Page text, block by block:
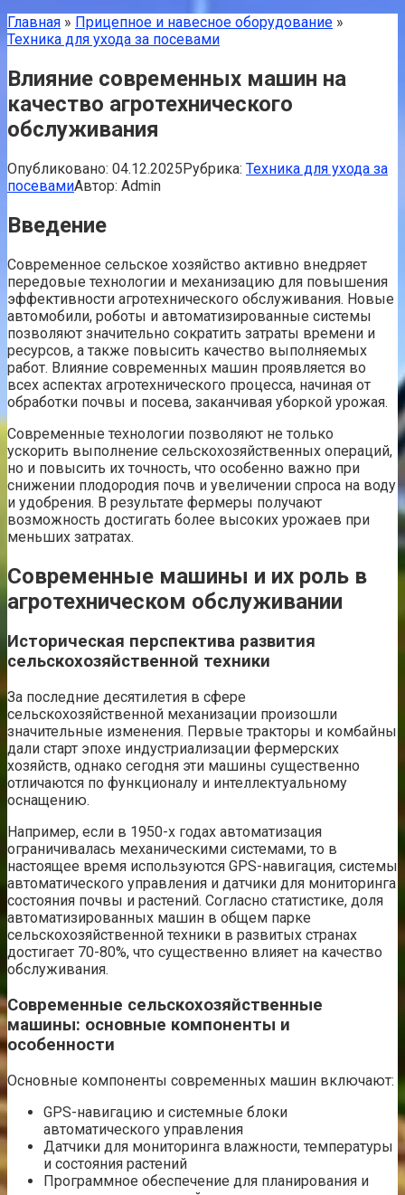
Главная » Прицепное и навесное оборудование »
Техника для ухода за посевами
Влияние современных машин на
качество агротехнического
обслуживания
Опубликовано: 04.12.2025Рубрика: Техника для ухода за
посевамиАвтор: Admin
Введение
Современное сельское хозяйство активно внедряет
передовые технологии и механизацию для повышения
эффективности агротехнического обслуживания. Новые
автомобили, роботы и автоматизированные системы
позволяют значительно сократить затраты времени и
ресурсов, а также повысить качество выполняемых
работ. Влияние современных машин проявляется во
всех аспектах агротехнического процесса, начиная от
обработки почвы и посева, заканчивая уборкой урожая.
Современные технологии позволяют не только
ускорить выполнение сельскохозяйственных операций,
но и повысить их точность, что особенно важно при
снижении плодородия почв и увеличении спроса на воду
и удобрения. В результате фермеры получают
возможность достигать более высоких урожаев при
меньших затратах.
Современные машины и их роль в
агротехническом обслуживании
Историческая перспектива развития
сельскохозяйственной техники
За последние десятилетия в сфере
сельскохозяйственной механизации произошли
значительные изменения. Первые тракторы и комбайны
дали старт эпохе индустриализации фермерских
хозяйств, однако сегодня эти машины существенно
отличаются по функционалу и интеллектуальному
оснащению.
Например, если в 1950-х годах автоматизация
ограничивалась механическими системами, то в
настоящее время используются GPS-навигация, системы
автоматического управления и датчики для мониторинга
состояния почвы и растений. Согласно статистике, доля
автоматизированных машин в общем парке
сельскохозяйственной техники в развитых странах
достигает 70-80%, что существенно влияет на качество
обслуживания.
Современные сельскохозяйственные
машины: основные компоненты и
особенности
Основные компоненты современных машин включают:
GPS-навигацию и системные блоки
автоматического управления
Датчики для мониторинга влажности, температуры
и состояния растений
Программное обеспечение для планирования и